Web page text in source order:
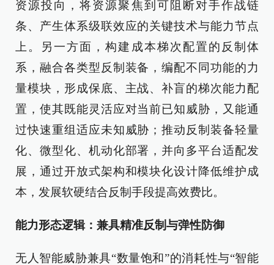
资源投向，将资源聚焦到可阻断对手作战链
条、产生体系级联效应的关键技术与能力节点
上。另一方面，构建成本梯次配置的反制体
系，融合各类型反制装备，编配不同功能的力
量模块，形成保底、主战、补盲的梯次能力配
置，使其既能灵活应对当前已知威胁，又能通
过快速重组适应未知威胁；推动反制装备轻量
化、微型化、机动化部署，并向多平台适配发
展，通过开放式架构和模块化设计降低维护成
本，发展软硬结合反制手段提高效费比。
能力形态逻辑：兼具精准反制与弹性防御
无人智能威胁兼具“数量饱和”的消耗性与“智能